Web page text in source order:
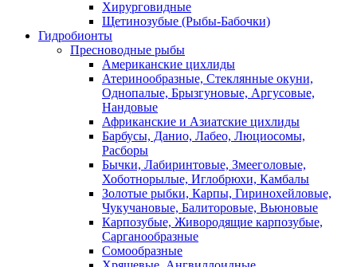
Хирурговидные
Щетинозубые (Рыбы-Бабочки)
Гидробионты
Пресноводные рыбы
Американские цихлиды
Атеринообразные, Стеклянные окуни,
Однопалые, Брызгуновые, Аргусовые,
Нандовые
Африканские и Азиатские цихлиды
Барбусы, Данио, Лабео, Люциосомы,
Расборы
Бычки, Лабиринтовые, Змееголовые,
Хоботнорылые, Иглобрюхи, Камбалы
Золотые рыбки, Карпы, Гиринохейловые,
Чукучановые, Балиторовые, Вьюновые
Карпозубые, Живородящие карпозубые,
Сарганообразные
Сомообразные